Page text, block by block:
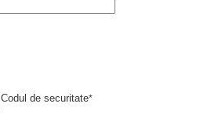
Codul de securitate*